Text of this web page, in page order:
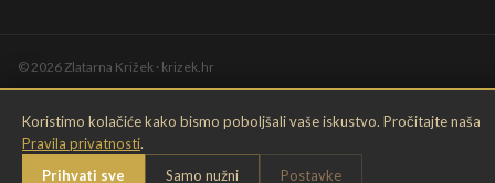
Koristimo kolačiće kako bismo poboljšali vaše iskustvo. Pročitajte naša
Pravila privatnosti.
Prihvati sve
Samo nužni Postavke
©2026Zlatarna Križek · krizek.hr